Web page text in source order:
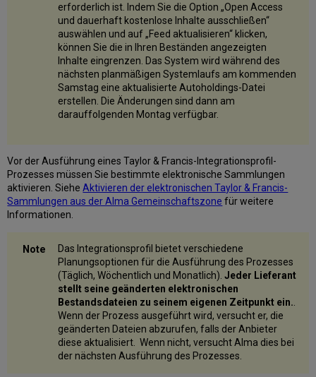
Francis-
Integrationsprofils
erforderlich ist. Indem Sie die Option „Open Access
und dauerhaft kostenlose Inhalte ausschließen“
auswählen und auf „Feed aktualisieren“ klicken,
können Sie die in Ihren Beständen angezeigten
Inhalte eingrenzen. Das System wird während des
nächsten planmäßigen Systemlaufs am kommenden
Samstag eine aktualisierte Autoholdings-Datei
erstellen. Die Änderungen sind dann am
darauffolgenden Montag verfügbar.
Vor der Ausführung eines Taylor & Francis-Integrationsprofil-
Prozesses müssen Sie bestimmte elektronische Sammlungen
aktivieren. SieheAktivieren der elektronischen Taylor & Francis-
Sammlungen aus der Alma Gemeinschaftszone für weitere
Informationen.
Das Integrationsprofil bietet verschiedene
Planungsoptionen für die Ausführung des Prozesses
(Täglich, Wöchentlich und Monatlich).Jeder Lieferant
stellt seine geänderten elektronischen
Bestandsdateien zu seinem eigenen Zeitpunkt ein..
Wenn der Prozess ausgeführt wird, versucht er, die
geänderten Dateien abzurufen, falls der Anbieter
diese aktualisiert. Wenn nicht, versucht Alma dies bei
der nächsten Ausführung des Prozesses.